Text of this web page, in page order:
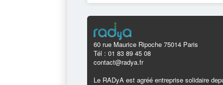
60 rue Maurice Ripoche 75014 Paris
Tél : 01 83 89 45 08
contact@radya.fr
Le RADyA est agréé entreprise solidaire